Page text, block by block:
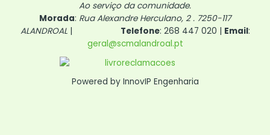
Ao serviço da comunidade.
Morada: Rua Alexandre Herculano, 2 . 7250-117
ALANDROAL| Telefone: 268 447 020 | Email:
geral@scmalandroal.pt
Powered by InnovIP Engenharia